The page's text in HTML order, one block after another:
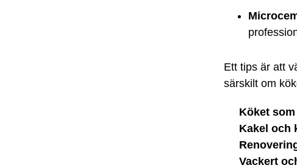
Ett tips är att
särskilt om
Köket
Kakel och
Vackert